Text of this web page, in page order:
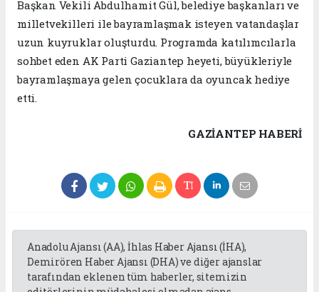
Başkan Vekili Abdulhamit Gül, belediye başkanları ve
milletvekilleri ile bayramlaşmak isteyen vatandaşlar
uzun kuyruklar oluşturdu. Programda katılımcılarla
sohbet eden AK Parti Gaziantep heyeti, büyükleriyle
bayramlaşmaya gelen çocuklara da oyuncak hediye
etti.
GAZIANTEP HABERİ
Anadolu Ajansı (AA), İhlas Haber Ajansı (İHA),
Demirören Haber Ajansı (DHA) ve diğer ajanslar
tarafından eklenen tüm haberler, sitemizin